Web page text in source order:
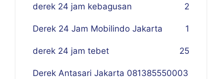
derek 24 jam kebagusan 2
Derek 24 Jam Mobilindo Jakarta 1
derek 24 jam tebet 25
Derek Antasari Jakarta 081385550003